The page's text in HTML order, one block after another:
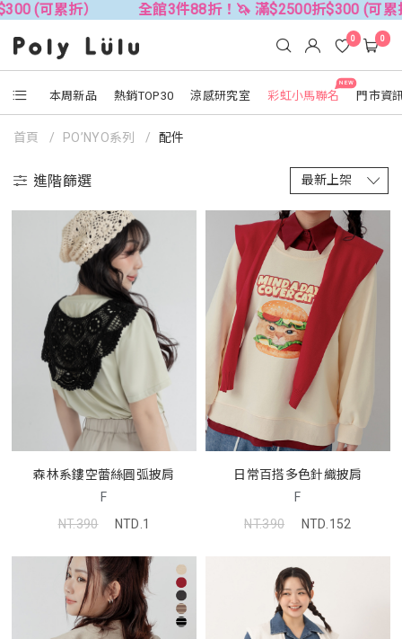
可累折） 全館3件88折！🦄 滿$2500折$300 (可累折）
本周新品 熱銷TOP30 涼感研究室
NEW
彩虹小馬聯名 門市資
0 0
首頁 PO’NYO系列 配件
進階篩選
森林系鏤空蕾絲圓弧披肩
F
NT.390
NTD.1
日常百搭多色針織披肩
F
NT.390
NTD.152